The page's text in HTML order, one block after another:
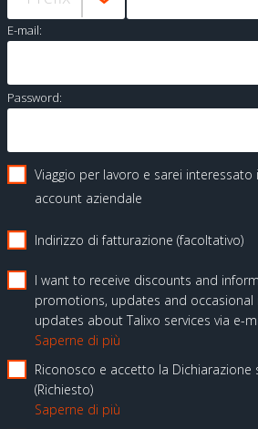
E-mail:
Password:
Viaggio per lavoro e sarei interessato
account aziendale
Indirizzo di fatturazione (facoltativo)
I want to receive discounts and
promotions, updates and occasional
updates about Talixo services via e-
Saperne di più
Riconosco e accetto la
Richiesto
Saperne di più